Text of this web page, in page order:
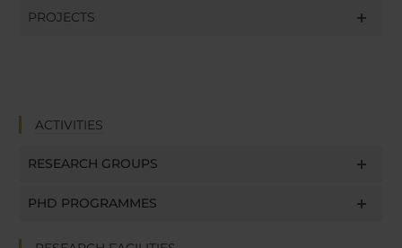
PROJECTS
ACTIVITIES
RESEARCH GROUPS
PHD PROGRAMMES